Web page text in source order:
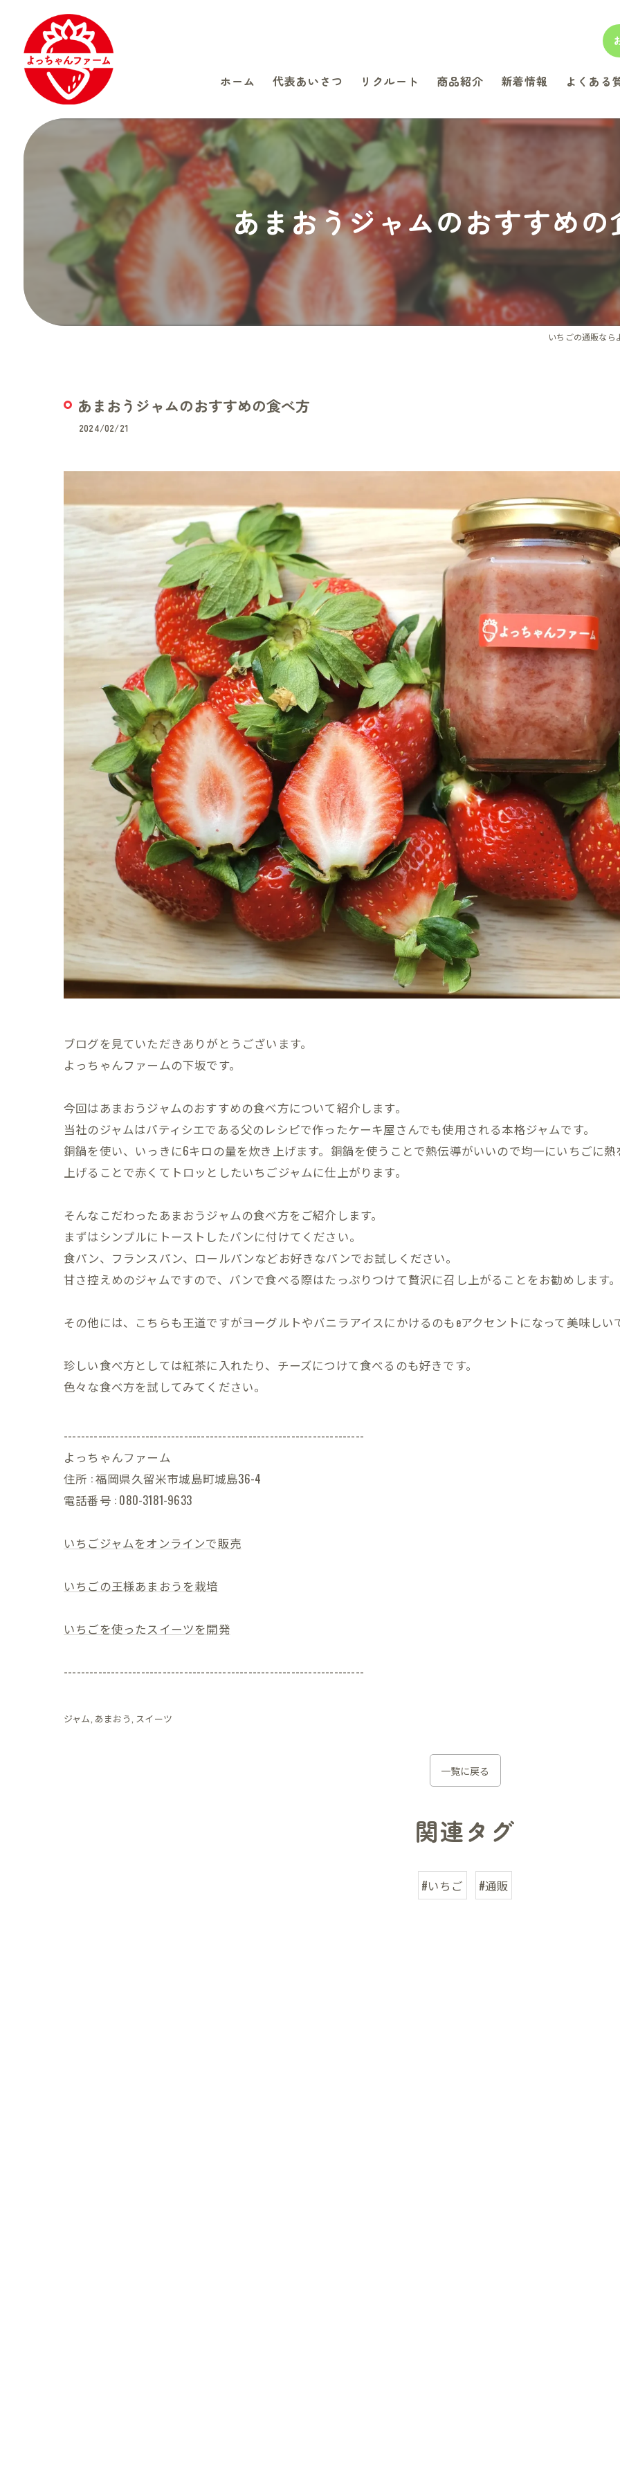
ホーム 代表あいさつ リクルート 商品紹介 新着情報 よくある
あまおうジャムのおすすめの
いちごの通販なら
あまおうジャムのおすすめの食べ方
2024/02/21
ブログを見ていただきありがとうございます。
よっちゃんファームの下坂です。
今回はあまおうジャムのおすすめの食べ方について紹介します。
当社のジャムはパティシエである父のレシピで作ったケーキ屋さんでも使用される本格ジャムです。
銅鍋を使い、いっきに6キロの量を炊き上げます。銅鍋を使うことで熱伝導がいいので均一にいちごに
上げることで赤くてトロッとしたいちごジャムに仕上がります。
そんなこだわったあまおうジャムの食べ方をご紹介します。
まずはシンプルにトーストしたパンに付けてください。
食パン、フランスパン、ロールパンなどお好きなパンでお試しください。
甘さ控えめのジャムですので、パンで食べる際はたっぷりつけて贅沢に召し上がることをお勧めします。
その他には、こちらも王道ですがヨーグルトやバニラアイスにかけるのもeアクセントになって美味しい
珍しい食べ方としては紅茶に入れたり、チーズにつけて食べるのも好きです。
色々な食べ方を試してみてください。
----------------------------------------------------------------------
よっちゃんファーム
住所 : 福岡県久留米市城島町城島36-4
電話番号 : 080-3181-9633
いちごジャムをオンラインで販売
いちごの王様あまおうを栽培
いちごを使ったスイーツを開発
----------------------------------------------------------------------
ジャム あまおう スイーツ
一覧に戻る
関連タグ
#いちご #通販